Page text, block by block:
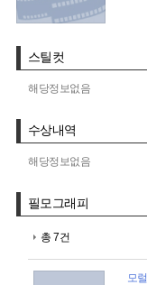
스틸컷
해당정보없음
수상내역
해당정보없음
필모그래피
총 7건
모